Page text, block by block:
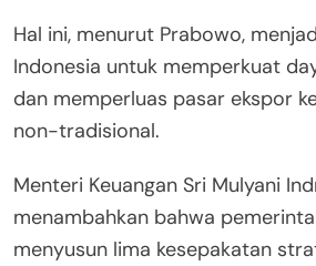
Hal ini, menurut Prabowo,
Indonesia untuk memperkuat
dan memperluas pasar ekspor
non-tradisional.
Menteri Keuangan Sri Mulyani
menambahkan bahwa
menyusun lima kesepakatan